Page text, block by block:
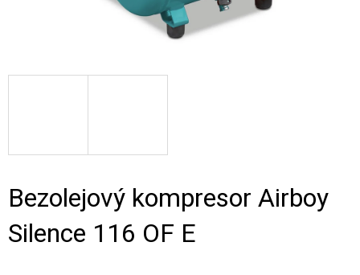
Bezolejový kompresor Airboy
Silence 116 OF E